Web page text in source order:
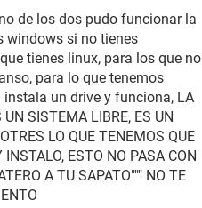
de los dos pudo funcionar la
windows si no tienes
tienes linux, para los que no
para lo que tenemos
un drive y funciona, LA
SISTEMA LIBRE, ES UN
LO QUE TENEMOS QUE
ESTO NO PASA CON
A TU SAPATO""" NO TE